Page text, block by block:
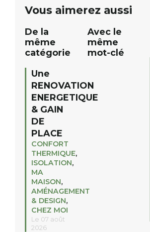
12h à […]
Vous aimerez aussi
De la
même
catégorie
Une
RENOVATION
ENERGETIQUE
& GAIN
DE
PLACE
CONFORT
THERMIQUE,
ISOLATION,
MA
MAISON,
AMÉNAGEMENT
& DESIGN,
CHEZ MOI
Le 07 août
2026
Avec le
même
mot-clé